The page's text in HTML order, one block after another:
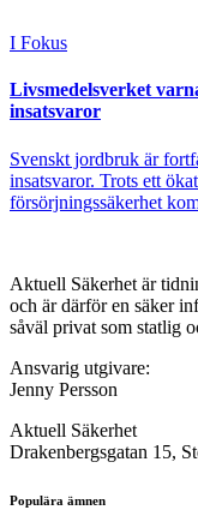
I Fokus
Livsmedelsverket
insatsvaror
Svenskt jordbruk är
insatsvaror. Trots ett
försörjningssäkerhet
Aktuell Säkerhet är
och är därför en säker
såväl privat som statlig
Ansvarig utgivare:
Jenny Persson
Aktuell Säkerhet
Drakenbergsgatan 15,
Populära ämnen